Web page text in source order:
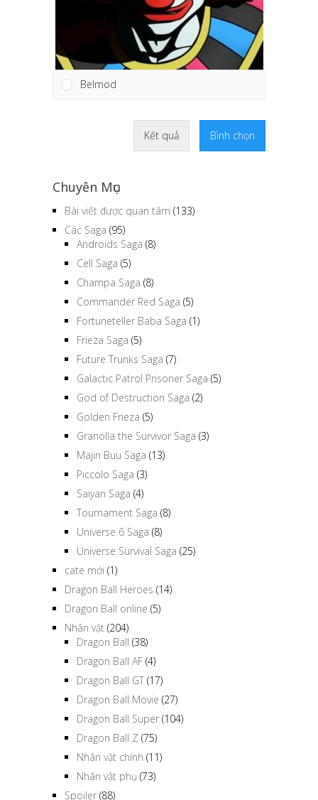
Belmod
Kết quả Bình chọn
Chuyên Mục
Bài viết được quan tâm (133)
Các Saga (95)
Androids Saga (8)
Cell Saga (5)
Champa Saga (8)
Commander Red Saga (5)
Fortuneteller Baba Saga (1)
Frieza Saga (5)
Future Trunks Saga (7)
Galactic Patrol Prisoner Saga (5)
God of Destruction Saga (2)
Golden Frieza (5)
Granolla the Survivor Saga (3)
Majin Buu Saga (13)
Piccolo Saga (3)
Saiyan Saga (4)
Tournament Saga (8)
Universe 6 Saga (8)
Universe Survival Saga (25)
cate mới (1)
Dragon Ball Heroes (14)
Dragon Ball online (5)
Nhân vật (204)
Dragon Ball (38)
Dragon Ball AF (4)
Dragon Ball GT (17)
Dragon Ball Movie (27)
Dragon Ball Super (104)
Dragon Ball Z (75)
Nhân vật chính (11)
Nhân vật phụ (73)
Spoiler (88)